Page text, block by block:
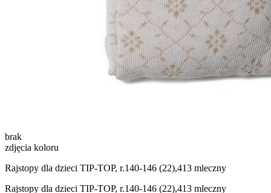
brak
zdjęcia koloru
Rajstopy dla dzieci TIP-TOP, r.140-146 (22),413 mleczny
Rajstopy dla dzieci TIP-TOP, r.140-146 (22),413 mleczny